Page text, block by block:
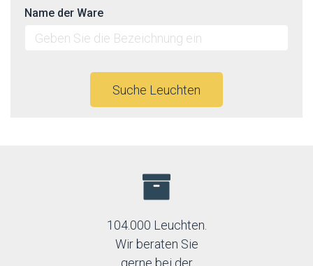
Name der Ware
Suche Leuchten
104.000 Leuchten.
Wir beraten Sie
gerne bei der